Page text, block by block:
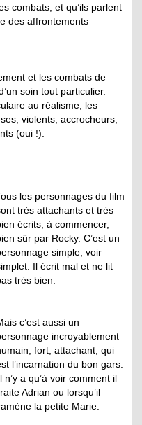
combats, et qu’ils parlent
des affrontements
et les combats de
soin tout particulier.
au réalisme, les
violents, accrocheurs,
(oui !).
les personnages du film
très attachants et très
écrits, à commencer,
sûr par Rocky. C’est un
simple, voir
Il écrit mal et ne lit
très bien.
c’est aussi un
incroyablement
fort, attachant, qui
l’incarnation du bon gars.
n’y a qu’à voir comment il
Adrian ou lorsqu’il
la petite Marie.